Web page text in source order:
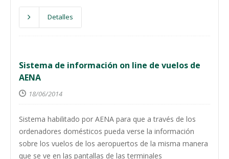
Detalles
Sistema de información on line de vuelos de
AENA
18/06/2014
Sistema habilitado por AENA para que a través de los
ordenadores domésticos pueda verse la información
sobre los vuelos de los aeropuertos de la misma manera
que se ve en las pantallas de las terminales